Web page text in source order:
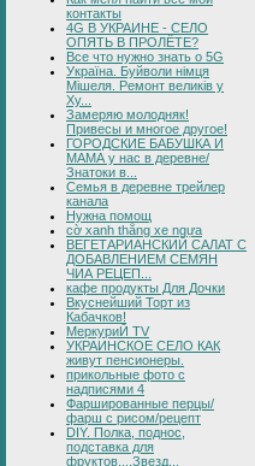
контакты
4G В УКРАИНЕ - СЕЛО
ОПЯТЬ В ПРОЛЁТЕ?
Все что нужно знать о 5G
Україна. Буйволи німця
Мішеля. Ремонт великів у
Ху...
Замеряю молодняк!
Привесы и многое другое!
ГОРОДСКИЕ БАБУШКА И
МАМА у нас в деревне/
Знатоки в...
Семья в деревне трейлер
канала
Нужна помощ
cờ xanh thắng xe ngựa
ВЕГЕТАРИАНСКИЙ САЛАТ С
ДОБАВЛЕНИЕМ СЕМЯН
ЧИА РЕЦЕП...
кафе продукты Для Дочки
Вкуснейший Торт из
Кабачков!
МеркуриЙ TV
УКРАИНСКОЕ СЕЛО КАК
живут пенсионеры.
прикольные фото с
надписями 4
Фаршированные перцы/
фарш с рисом/рецепт
DIY. Полка, поднос,
подставка для
фруктов....Звезд...